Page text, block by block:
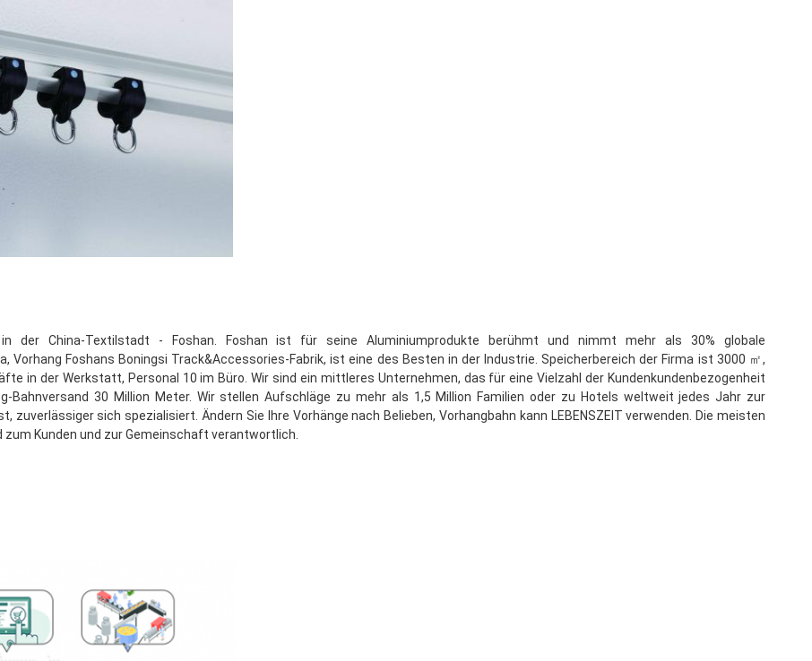
in der China-Textilstadt - Foshan. Foshan ist für seine Aluminiumprodukte berühmt und nimmt mehr als 30% globale
Vorhang Foshans Boningsi Track&Accessories-Fabrik, ist eine des Besten in der Industrie. Speicherbereich der Firma ist 3000 ㎡,
in der Werkstatt, Personal 10 im Büro. Wir sind ein mittleres Unternehmen, das für eine Vielzahl der Kundenkundenbezogenheit
Bahnversand 30 Million Meter. Wir stellen Aufschläge zu mehr als 1,5 Million Familien oder zu Hotels weltweit jedes Jahr zur
zuverlässiger sich spezialisiert. Ändern Sie Ihre Vorhänge nach Belieben, Vorhangbahn kann LEBENSZEIT verwenden. Die meisten
Kunden und zur Gemeinschaft verantwortlich.